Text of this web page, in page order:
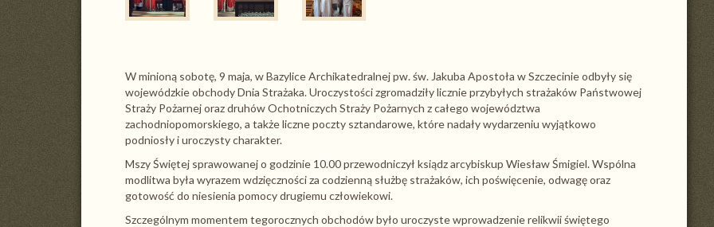
W minioną sobotę, 9 maja, w Bazylice Archikatedralnej pw. św. Jakuba Apostoła w Szczecinie odbyły się
wojewódzkie obchody Dnia Strażaka. Uroczystości zgromadziły licznie przybyłych strażaków Państwowej
Straży Pożarnej oraz druhów Ochotniczych Straży Pożarnych z całego województwa
zachodniopomorskiego, a także liczne poczty sztandarowe, które nadały wydarzeniu wyjątkowo
podniosły i uroczysty charakter.
Mszy Świętej sprawowanej o godzinie 10.00 przewodniczył ksiądz arcybiskup Wiesław Śmigiel. Wspólna
modlitwa była wyrazem wdzięczności za codzienną służbę strażaków, ich poświęcenie, odwagę oraz
gotowość do niesienia pomocy drugiemu człowiekowi.
Szczególnym momentem tegorocznych obchodów było uroczyste wprowadzenie relikwii świętego